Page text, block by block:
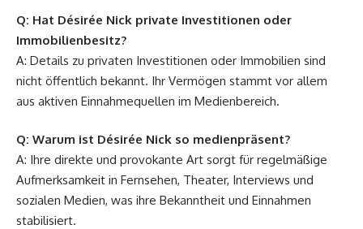
Q: Hat Désirée Nick private Investitionen oder
Immobilienbesitz?
A: Details zu privaten Investitionen oder Immobilien sind
nicht öffentlich bekannt. Ihr Vermögen stammt vor allem
aus aktiven Einnahmequellen im Medienbereich.
Q: Warum ist Désirée Nick so medienpräsent?
A: Ihre direkte und provokante Art sorgt für regelmäßige
Aufmerksamkeit in Fernsehen, Theater, Interviews und
sozialen Medien, was ihre Bekanntheit und Einnahmen
stabilisiert.